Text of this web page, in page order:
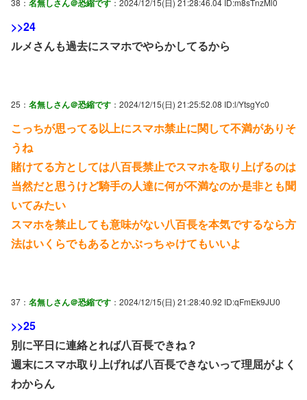
38： 名無しさん＠恐縮です ：2024/12/15(日) 21:28:46.04 ID:m8sTnzMl0
>>24
ルメさんも過去にスマホでやらかしてるから
25： 名無しさん＠恐縮です ：2024/12/15(日) 21:25:52.08 ID:l/YtsgYc0
こっちが思ってる以上にスマホ禁止に関して不満がありそ
うね
賭けてる方としては八百長禁止でスマホを取り上げるのは
当然だと思うけど騎手の人達に何が不満なのか是非とも聞
いてみたい
スマホを禁止しても意味がない八百長を本気でするなら方
法はいくらでもあるとかぶっちゃけてもいいよ
37： 名無しさん＠恐縮です ：2024/12/15(日) 21:28:40.92 ID:qFmEk9JU0
>>25
別に平日に連絡とれば八百長できね？
週末にスマホ取り上げれば八百長できないって理屈がよく
わからん